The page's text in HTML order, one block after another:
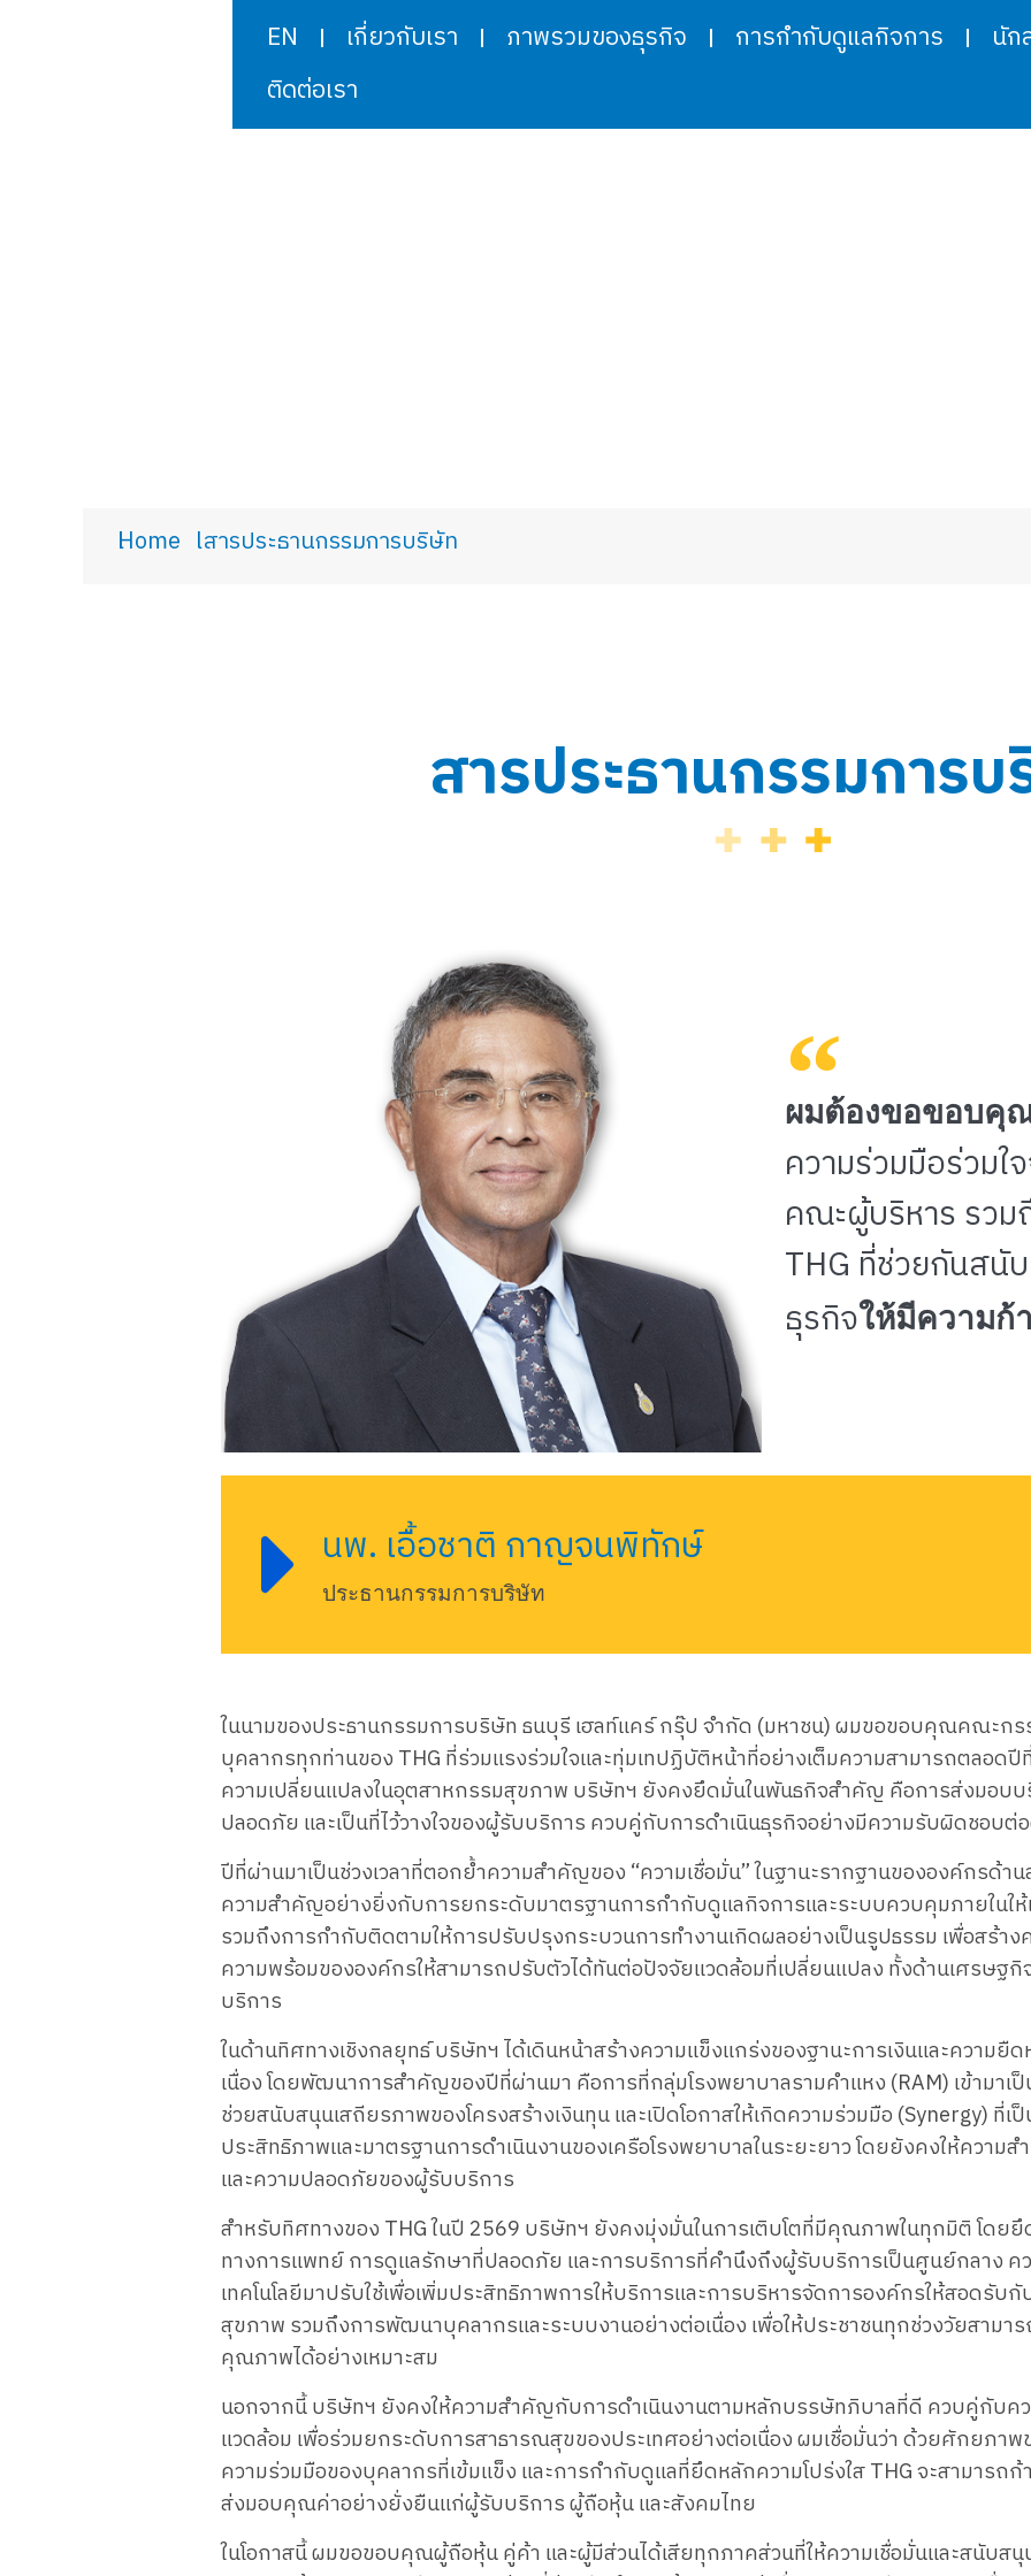
EN เกี่ยวกับเรา ภาพรวมของธุรกิจ การกำกับดูแลกิจการ
นัก
ติดต่อเรา
You are here:
Home สารประธานกรรมการบริษัท
สารประธานกรรมการ
ผมต้องขอขอบคุ
ความร่วมมือร่วม
คณะผู้บริหาร รวม
THG ที่ช่วยกันสนั
ธุรกิจให้มีความก้
นพ. เอื้อชาติ กาญจนพิทักษ์
ประธานกรรมการบริษัท
ใน​นาม​ของ​ประธาน​กรรมการ​บริษัท ธนบุรี เฮลท์แคร์ กรุ๊ป จำกัด (มหาชน) ผม​ขอ​ขอบคุณ​คณะ​ก
บุคลากร​ทุก​ท่าน​ของ THG ที่​ร่วม​แรง​ร่วมใจ​และ​ทุ่มเท​ปฏิบัติ​หน้าที่​อย่าง​เต็ม​ความ​สามารถ​ตลอด​
ความ​เปลี่ยนแปลง​ใน​อุตสาหกรรม​สุขภาพ บริษัท​ฯ ยัง​คง​ยึด​มั่น​ใน​พัน​ธ​กิจ​สำคัญ คือ​การ​ส่ง​มอ
ปลอดภัย และ​เป็น​ที่​ไว้​วางใจ​ของ​ผู้​รับ​บริการ ควบ​คู่​กับ​การ​ดำเนิน​ธุรกิจ​อย่าง​มีค​วาม​รับผิดชอบ​
ปี​ที่​ผ่าน​มา​เป็น​ช่วง​เวลา​ที่​ตอก​ย้ำ​ความ​สำคัญ​ของ “ความ​เชื่อ​มั่น” ใน​ฐานะ​รากฐาน​ของ​องค์กร​ด้
ความ​สำคัญ​อย่าง​ยิ่ง​กับ​การ​ยก​ระดับ​มาตรฐาน​การ​กำกับ​ดูแล​กิจการ​และ​ระบบ​ควบคุม​ภายใน​ให้​
รวม​ถึง​การ​กำกับ​ติดตาม​ให้การ​ปรับปรุง​กระบวนการ​ทำ​งาน​เกิด​ผลอ​ย่าง​เป็น​รูปธรรม เพื่อ​สร้าง​ค
ความ​พร้อม​ของ​องค์กร​ให้​สามารถ​ปรับ​ตัว​ได้​ทัน​ต่อ​ปัจจัย​แวดล้อม​ที่​เปลี่ยนแปลง ทั้ง​ด้าน​เศรษฐกิ
บริการ
ใน​ด้าน​ทิศทาง​เชิงกล​ยุทธ์ บริษัท​ฯ ได้​เดิน​หน้า​สร้าง​ความ​แข็งแกร่ง​ของ​ฐานะ​การเงิน​และ​ความ​
เนื่อง โดย​พัฒนาการ​สำคัญ​ของ​ปี​ที่​ผ่าน​มา คือ​การ​ที่​กลุ่ม​โรง​พยาบาล​ราม​คำแหง (RAM) เข้า​มา​
ช่วย​สนับสนุน​เสถียรภาพ​ของ​โครงสร้าง​เงิน​ทุน และ​เปิด​โอกาส​ให้​เกิด​ความ​ร่วมมือ (Synergy) ที่​
ประสิทธิภาพ​และ​มาตรฐาน​การ​ดำเนิน​งาน​ของ​เครือ​โรง​พยาบาล​ใน​ระยะ​ยาว โดย​ยัง​คง​ให้​คว
และ​ความ​ปลอดภัย​ของ​ผู้​รับ​บริการ
สำหรับ​ทิศทาง​ของ THG ใน​ปี 2569 บริษัท​ฯ ยัง​คง​มุ่ง​มั่น​ใน​การ​เติบโต​ที่​มี​คุณภาพ​ใน​ทุก​มิติ โดย​
ทางการ​แพทย์ การ​ดูแล​รักษา​ที่​ปลอดภัย และ​การ​บริการ​ที่​คำนึง​ถึง​ผู้​รับ​บริการ​เป็น​ศูนย์​กลาง
เทคโนโลยี​มา​ปรับ​ใช้​เพื่อ​เพิ่ม​ประสิทธิภาพ​การ​ให้​บริการ​และ​การ​บริหาร​จัดการ​องค์กร​ให้​สอด​รับ​
สุขภาพ รวม​ถึง​การ​พัฒนา​บุคลากร​และ​ระบบ​งาน​อย่าง​ต่อ​เนื่อง เพื่อให้​ประชาชน​ทุก​ช่วง​วัย​สามา
คุณภาพ​ได้​อย่าง​เหมาะสม
นอกจาก​นี้ บริษัท​ฯ ยัง​คง​ให้​ความ​สำคัญ​กับ​การ​ดำเนิน​งาน​ตาม​หลัก​บรรษัท​ภิบาลที่ดี ควบ​คู่​กับ​ค
แวดล้อม เพื่อ​ร่วม​ยก​ระดับ​การ​สาธารณสุข​ของ​ประเทศ​อย่าง​ต่อ​เนื่อง ผม​เชื่อ​มั่น​ว่า ด้วย​ศักยภาพ​
ความ​ร่วมมือ​ของ​บุคลากร​ที่​เข้มแข็ง และ​การ​กำกับ​ดูแล​ที่​ยึด​หลัก​ความ​โปร่งใส THG จะ​สามารถ​
ส่ง​มอบ​คุณ​ค่า​อย่าง​ยั่งยืน​แก่​ผู้​รับ​บริการ ผู้​ถือ​หุ้น และ​สังคม​ไทย
ใน​โอกาส​นี้ ผม​ขอ​ขอบคุณ​ผู้​ถือ​หุ้น คู่​ค้า และ​ผู้​มี​ส่วน​ได้เสีย​ทุก​ภาค​ส่วน​ที่​ให้​ความ​เชื่อ​มั่น​และ​สนับสนุ